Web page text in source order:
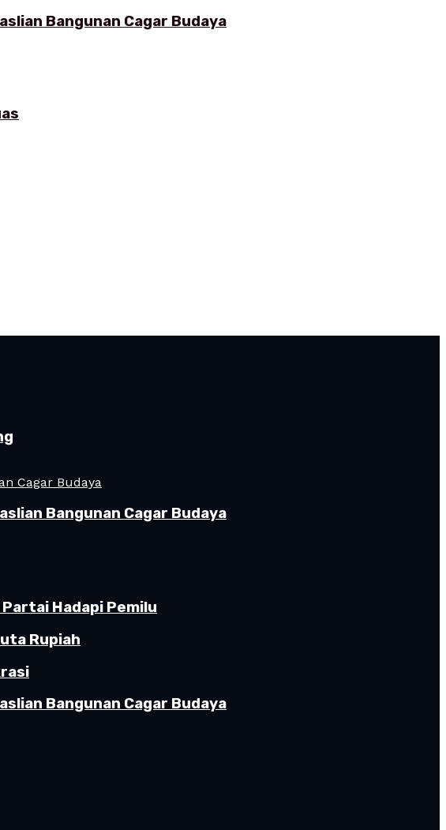
Bangunan Cagar Budaya
Bangunan Cagar Budaya
Hadapi Pemilu
Rupiah
Bangunan Cagar Budaya